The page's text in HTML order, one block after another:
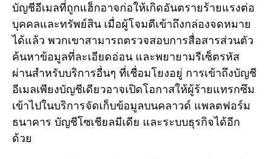
บัญชีอีเมลที่ถูกแฮ็กอาจก่อให้เกิดอันตรายร้ายแรงต่อ
บุคคลและทรัพย์สิน เมื่อผู้โจมตีเข้าถึงกล่องจดหมาย
ได้แล้ว พวกเขาสามารถตรวจสอบการสื่อสารส่วนตัว
ค้นหาข้อมูลที่ละเอียดอ่อน และพยายามรีเซ็ตรหัส
ผ่านสำหรับบริการอื่นๆ ที่เชื่อมโยงอยู่ การเข้าถึงบัญชี
อีเมลเพียงบัญชีเดียวอาจเปิดโอกาสให้ผู้ร้ายแทรกซึม
เข้าไปในบริการจัดเก็บข้อมูลบนคลาวด์ แพลตฟอร์ม
ธนาคาร บัญชีโซเชียลมีเดีย และระบบธุรกิจได้อีก
ด้วย